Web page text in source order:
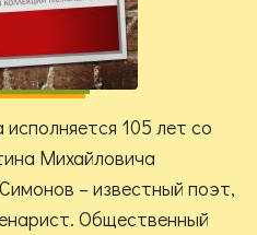
105 лет со
Михайловича
– известный поэт,
Общественный